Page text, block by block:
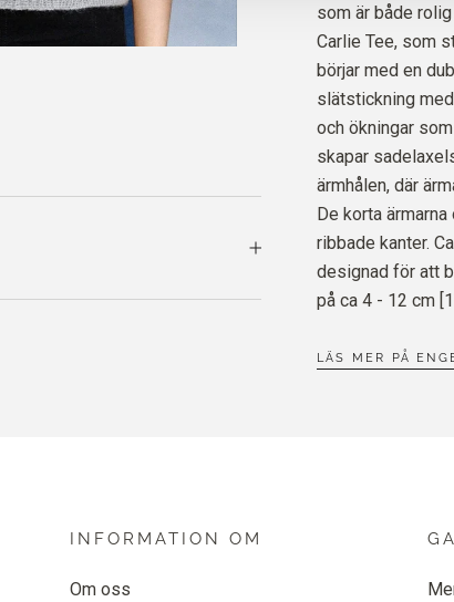
SOFT
SOFT
som är både
Carlie Tee, som
börjar med en
slätstickning
och ökningar
skapar
ärmhålen, där
De korta
ribbade kanter.
designad för att
på ca 4 - 12 cm
LÄS MER PÅ
INFORMATION OM
Om oss